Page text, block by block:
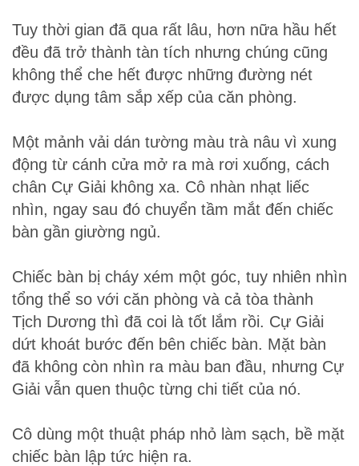
Tuy thời gian đã qua rất lâu, hơn nữa hầu hết
đều đã trở thành tàn tích nhưng chúng cũng
không thể che hết được những đường nét
được dụng tâm sắp xếp của căn phòng.
Một mảnh vải dán tường màu trà nâu vì xung
động từ cánh cửa mở ra mà rơi xuống, cách
chân Cự Giải không xa. Cô nhàn nhạt liếc
nhìn, ngay sau đó chuyển tầm mắt đến chiếc
bàn gần giường ngủ.
Chiếc bàn bị cháy xém một góc, tuy nhiên nhìn
tổng thể so với căn phòng và cả tòa thành
Tịch Dương thì đã coi là tốt lắm rồi. Cự Giải
dứt khoát bước đến bên chiếc bàn. Mặt bàn
đã không còn nhìn ra màu ban đầu, nhưng Cự
Giải vẫn quen thuộc từng chi tiết của nó.
Cô dùng một thuật pháp nhỏ làm sạch, bề mặt
chiếc bàn lập tức hiện ra.